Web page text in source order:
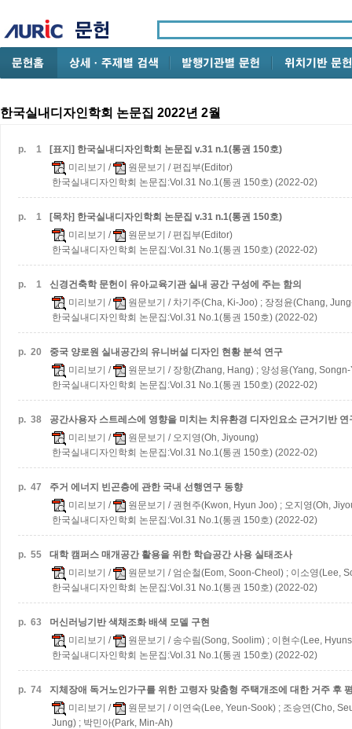
한국실내디자인학회 논문집 2022년 2월
p. 1
[표지] 한국실내디자인학회 논문집 v.31 n.1(통권 150호)
미리보기 / 원문보기 / 편집부(Editor)
한국실내디자인학회 논문집:Vol.31 No.1(통권 150호) (2022-02)
p. 1
[목차] 한국실내디자인학회 논문집 v.31 n.1(통권 150호)
미리보기 / 원문보기 / 편집부(Editor)
한국실내디자인학회 논문집:Vol.31 No.1(통권 150호) (2022-02)
p. 1
신경건축학 문헌이 유아교육기관 실내 공간 구성에 주는 함의
미리보기 / 원문보기 / 차기주(Cha, Ki-Joo) ; 장정윤(Chang,
한국실내디자인학회 논문집:Vol.31 No.1(통권 150호) (2022-02)
p. 20
중국 양로원 실내공간의 유니버설 디자인 현황 분석 연구
미리보기 / 원문보기 / 장항(Zhang, Hang) ; 양성용(Yang,
한국실내디자인학회 논문집:Vol.31 No.1(통권 150호) (2022-02)
p. 38
공간사용자 스트레스에 영향을 미치는 치유환경 디자인요소 근거기반 연
미리보기 / 원문보기 / 오지영(Oh, Jiyoung)
한국실내디자인학회 논문집:Vol.31 No.1(통권 150호) (2022-02)
p. 47
주거 에너지 빈곤층에 관한 국내 선행연구 동향
미리보기 / 원문보기 / 권현주(Kwon, Hyun Joo) ; 오지영(Oh,
한국실내디자인학회 논문집:Vol.31 No.1(통권 150호) (2022-02)
p. 55
대학 캠퍼스 매개공간 활용을 위한 학습공간 사용 실태조사
미리보기 / 원문보기 / 엄순철(Eom, Soon-Cheol) ; 이소영(Lee,
한국실내디자인학회 논문집:Vol.31 No.1(통권 150호) (2022-02)
p. 63
머신러닝기반 색채조화 배색 모델 구현
미리보기 / 원문보기 / 송수림(Song, Soolim) ; 이현수(Lee,
한국실내디자인학회 논문집:Vol.31 No.1(통권 150호) (2022-02)
p. 74
지체장애 독거노인가구를 위한 고령자 맞춤형 주택개조에 대한 거주 후
미리보기 / 원문보기 / 이연숙(Lee, Yeun-Sook) ; 조승연(Cho,
Jung) ; 박민아(Park, Min-Ah)